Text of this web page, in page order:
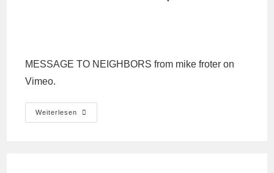
MESSAGE TO NEIGHBORS from mike froter on
Vimeo.
Weiterlesen
Botschaft
An